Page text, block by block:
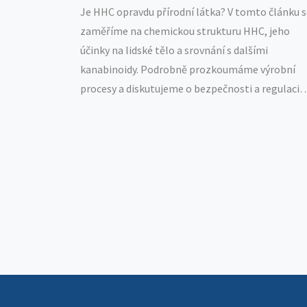
Je HHC opravdu přírodní látka? V tomto článku
zaměříme na chemickou strukturu HHC, jeho
účinky na lidské tělo a srovnání s dalšími
kanabinoidy. Podrobně prozkoumáme výrobní
procesy a diskutujeme o bezpečnosti a regulaci